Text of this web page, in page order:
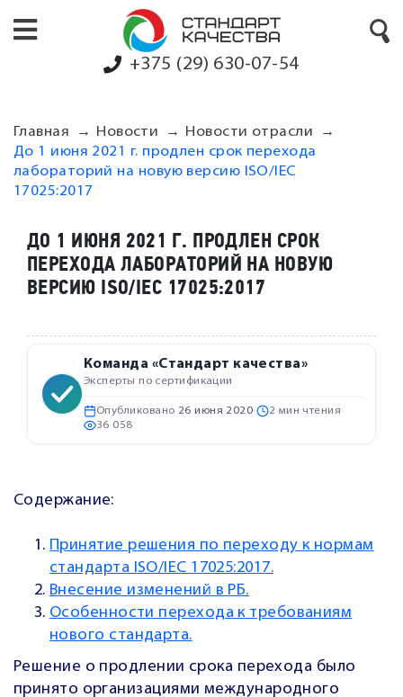
+375 (29) 630-07-54
Главная Новости
Новости отрасли
До 1 июня 2021 г. продлен срок перехода
лабораторий на новую версию ISO/IEC
17025:2017
ДО 1 ИЮНЯ 2021 Г. ПРОДЛЕН СРОК
ПЕРЕХОДА ЛАБОРАТОРИЙ НА НОВУЮ
ВЕРСИЮ ISO/IEC 17025:2017
Команда «Стандарт качества»
Эксперты по сертификации
Опубликовано 26 июня 2020· 2 мин чтения·
36 058
Содержание:
Принятие решения по переходу к нормам
стандарта ISO/IEC 17025:2017.
Внесение изменений в РБ.
Особенности перехода к требованиям
нового стандарта.
Решение о продлении срока перехода было
принято организациями международного